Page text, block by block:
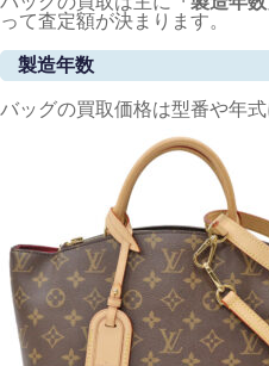
って査定額が決まります。
製造年数
バッグの買取価格は型番や年式